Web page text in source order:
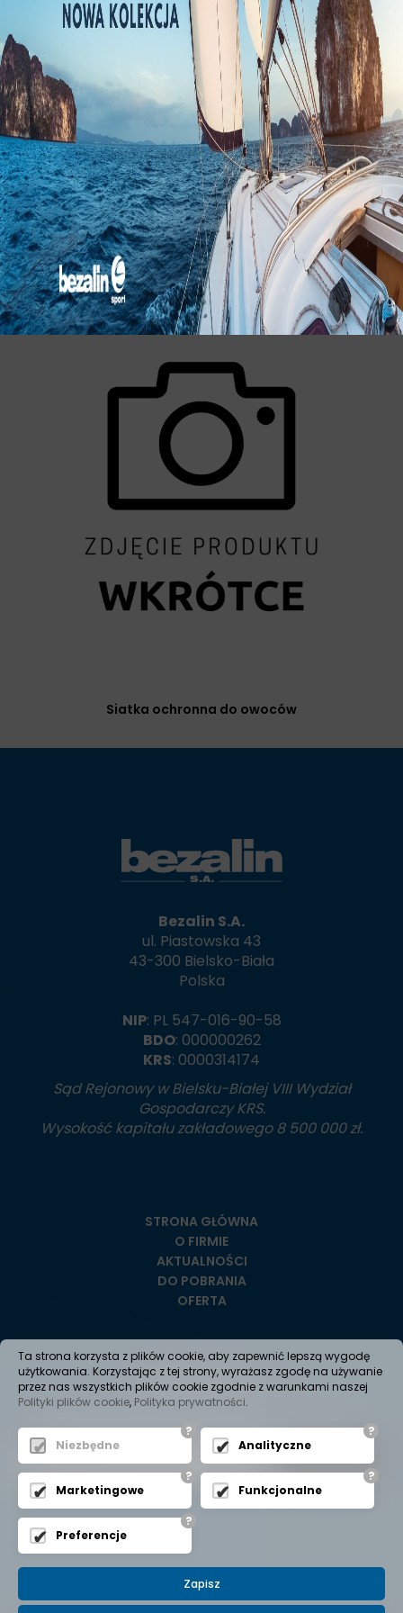
LINY KINETYCZNE DO WYCIĄGANIA MASZYN ROLNICZYCH
SIATKA OCHRONNA DO OWOCÓW
BEZALIN AGRO - SIATKA
OCHRONNA DO OWOCÓW
Siatka ochronna do owoców
Bezalin S.A.
ul. Piastowska 43
43-300 Bielsko-Biała
Polska
NIP: PL 547-016-90-58
BDO: 000000262
KRS: 0000314174
Sąd Rejonowy w Bielsku-Białej VIII Wydział
Gospodarczy KRS.
Wysokość kapitału zakładowego 8 500 000 zł.
STRONA GŁÓWNA
O FIRMIE
AKTUALNOŚCI
DO POBRANIA
OFERTA
Newsletter
Jeśli chcesz dostawać informacje o nowościach w ofercie
lub aktualnych promocjach, dodaj się do newslettera
Ta strona korzysta z plików cookie, aby zapewnić lepszą wygodę
użytkowania. Korzystając z tej strony, wyrażasz zgodę na używanie
przez nas wszystkich plików cookie zgodnie z warunkami naszej
Polityki plików cookie, Polityka prywatności.
?
Niezbędne
?
Analityczne
?
Marketingowe
?
Funkcjonalne
?
Preferencje
Zapisz